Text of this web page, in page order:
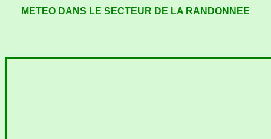
METEO DANS LE SECTEUR DE LA RANDONNEE